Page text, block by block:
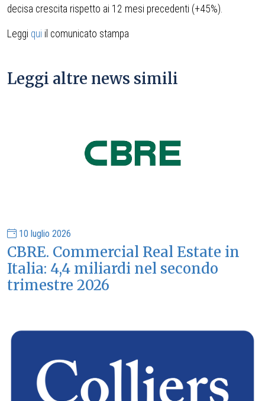
decisa crescita rispetto ai 12 mesi precedenti (+45%).
Leggi qui il comunicato stampa
Leggi altre news simili
10 luglio 2026
CBRE. Commercial Real Estate in
Italia: 4,4 miliardi nel secondo
trimestre 2026